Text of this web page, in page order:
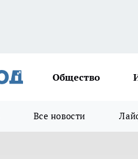
Общество
Все новости